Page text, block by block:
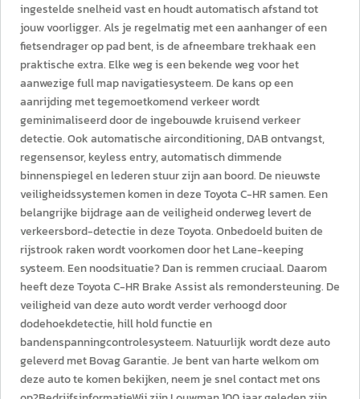
ingestelde snelheid vast en houdt automatisch afstand tot
jouw voorligger. Als je regelmatig met een aanhanger of een
fietsendrager op pad bent, is de afneembare trekhaak een
praktische extra. Elke weg is een bekende weg voor het
aanwezige full map navigatiesysteem. De kans op een
aanrijding met tegemoetkomend verkeer wordt
geminimaliseerd door de ingebouwde kruisend verkeer
detectie. Ook automatische airconditioning, DAB ontvangst,
regensensor, keyless entry, automatisch dimmende
binnenspiegel en lederen stuur zijn aan boord. De nieuwste
veiligheidssystemen komen in deze Toyota C-HR samen. Een
belangrijke bijdrage aan de veiligheid onderweg levert de
verkeersbord-detectie in deze Toyota. Onbedoeld buiten de
rijstrook raken wordt voorkomen door het Lane-keeping
systeem. Een noodsituatie? Dan is remmen cruciaal. Daarom
heeft deze Toyota C-HR Brake Assist als remondersteuning. De
veiligheid van deze auto wordt verder verhoogd door
dodehoekdetectie, hill hold functie en
bandenspanningcontrolesysteem. Natuurlijk wordt deze auto
geleverd met Bovag Garantie. Je bent van harte welkom om
deze auto te komen bekijken, neem je snel contact met ons